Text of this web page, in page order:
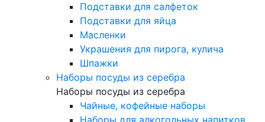
Подставки для салфеток
Подставки для яйца
Масленки
Украшения для пирога, кулича
Шпажки
Наборы посуды из серебра
Наборы посуды из серебра
Чайные, кофейные наборы
Наборы для алкогольных напитков